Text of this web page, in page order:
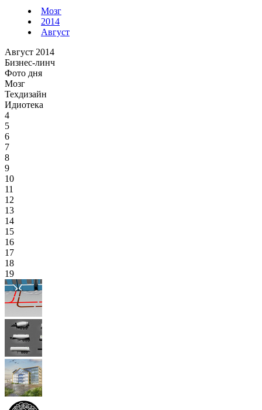
Мозг
2014
Август
Август 2014
Бизнес-линч
Фото дня
Мозг
Техдизайн
Идиотека
4
5
6
7
8
9
10
11
12
13
14
15
16
17
18
19